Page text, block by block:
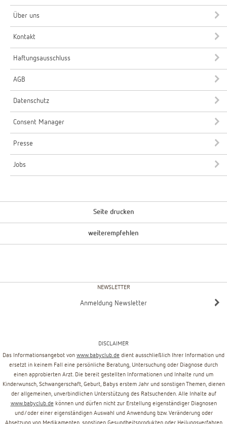
Über uns
Kontakt
Haftungsausschluss
AGB
Datenschutz
Consent Manager
Presse
Jobs
Seite drucken
weiterempfehlen
NEWSLETTER
Anmeldung Newsletter
DISCLAIMER
Das Informationsangebot von www.babyclub.de dient ausschließlich Ihrer Information und
ersetzt in keinem Fall eine persönliche Beratung, Untersuchung oder Diagnose durch
einen approbierten Arzt. Die bereit gestellten Informationen und Inhalte rund um
Kinderwunsch, Schwangerschaft, Geburt, Babys erstem Jahr und sonstigen Themen, dienen
der allgemeinen, unverbindlichen Unterstützung des Ratsuchenden. Alle Inhalte auf
www.babyclub.de können und dürfen nicht zur Erstellung eigenständiger Diagnosen
und/oder einer eigenständigen Auswahl und Anwendung bzw. Veränderung oder